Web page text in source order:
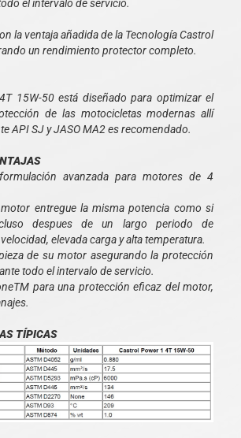
el intervalo de servicio.
la ventaja añadida de la Tecnología Castrol
un rendimiento protector completo.
15W-50 está diseñado para optimizar el
de las motocicletas modernas allí
API SJ y JASO MA2 es recomendado.
avanzada para motores de 4
entregue la misma potencia como si
despues de un largo periodo de
elevada carga y alta temperatura.
de su motor asegurando la protección
todo el intervalo de servicio.
para una protección eficaz del motor,
TÍPICAS